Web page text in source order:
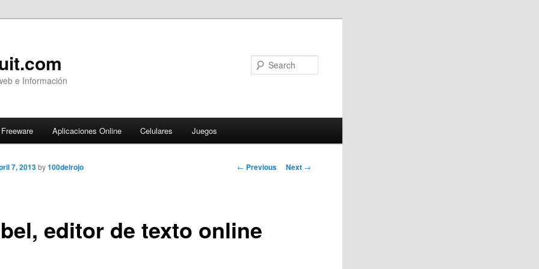
e Información
Freeware Aplicaciones Online Celulares Juegos
Post
← Previous Next →
editor de texto online
7, 2013 by100delrojo